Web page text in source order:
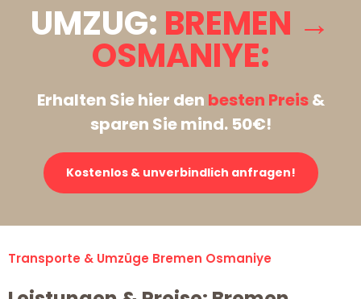
UMZUG: BREMEN →
OSMANIYE:
Erhalten Sie hier den besten Preis&
sparen Sie mind. 50€!
Kostenlos & unverbindlich anfragen!
Transporte & Umzüge Bremen Osmaniye